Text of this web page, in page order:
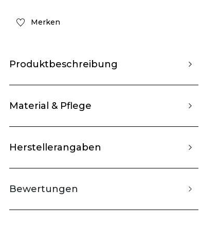
Merken
Produktbeschreibung
Material & Pflege
Herstellerangaben
Bewertungen